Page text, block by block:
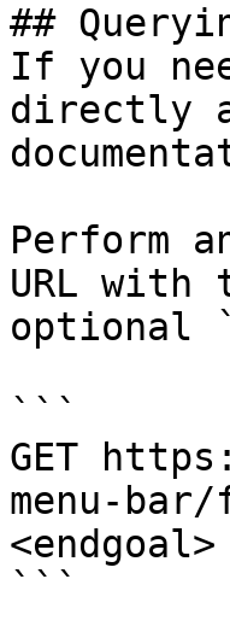
##
If you
directly
Perform
URL with
optional
```
GET
menu-
<endgoal>
```